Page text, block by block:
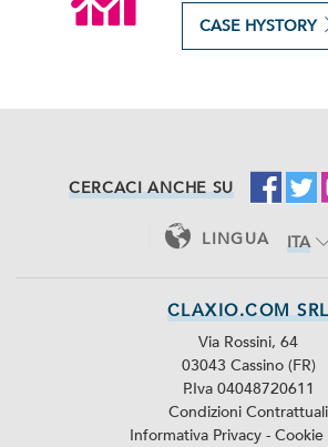
CASE HYSTORY
CERCACI ANCHE SU
LINGUA
ITA
CLAXIO.COM
Via Rossini, 64
03043 Cassino (FR)
P.Iva 04048720611
Condizioni Contrattuali
Informativa Privacy - Cookie